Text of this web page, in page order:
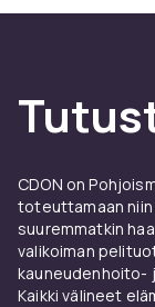
CDON on
toteuttamaan niin
suuremmatkin
valikoiman
kauneudenhoito-
Kaikki välineet